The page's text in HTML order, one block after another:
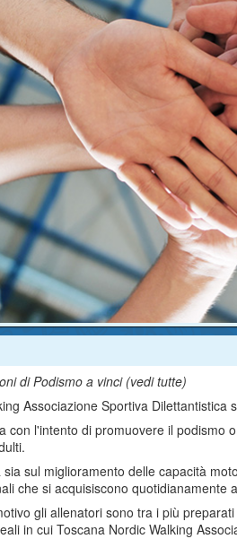
di Podismo a vinci (vedi tutte)
Associazione Sportiva Dilettantistica
con l'intento di promuovere il podismo
sul miglioramento delle capacità
che si acquisiscono quotidianamente
gli allenatori sono tra i più
in cui Toscana Nordic Walking